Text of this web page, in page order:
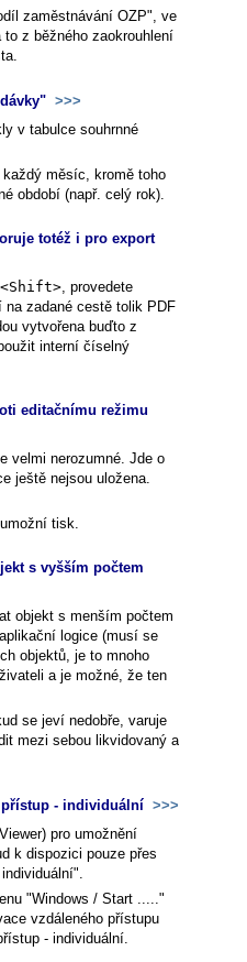
zaměstnávání OZP", ve
z běžného zaokrouhlení
>>>
v tabulce souhrnné
měsíc, kromě toho
období (např. celý rok).
totéž i pro export
<Shift> , provedete
zadané cestě tolik PDF
vytvořena buďto z
interní číselný
editačnímu režimu
velmi nerozumné. Jde o
ještě nejsou uložena.
tisk.
s vyšším počtem
objekt s menším počtem
logice (musí se
objektů, je to mnoho
a je možné, že ten
se jeví nedobře, varuje
mezi sebou likvidovaný a
- individuální >>>
pro umožnění
k dispozici pouze přes
"Windows / Start ....."
vzdáleného přístupu
- individuální